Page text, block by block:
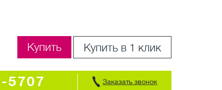
Купить Купить в 1 клик
5707 Заказать звонок